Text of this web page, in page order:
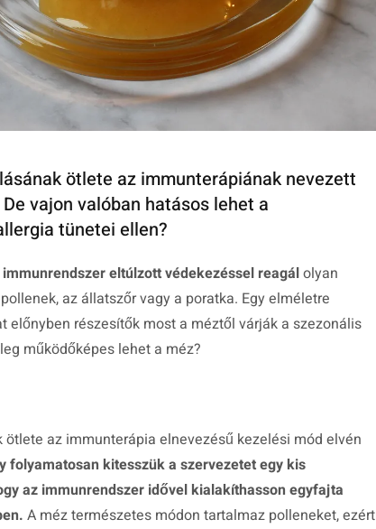
ötlete az immunterápiának nevezett
vajon valóban hatásos lehet a
tünetei ellen?
eltúlzott védekezéssel reagálolyan
az állatszőr vagy a poratka. Egy elméletre
előnyben részesítők most a méztől várják a szezonális
működőképes lehet a méz?
az immunterápia elnevezésű kezelési mód elvén
folyamatosan kitesszük a szervezetet egy kis
az immunrendszer idővel kialakíthasson egyfajta
A méz természetes módon tartalmaz polleneket, ezért